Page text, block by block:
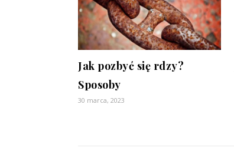
Jak pozbyć się rdzy?
Sposoby
30 marca, 2023